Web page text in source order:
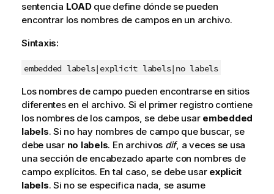
sentencia LOADque define dónde se pueden
encontrar los nombres de campos en un archivo.
Sintaxis:
embedded labels| explicit labels| no labels
Los nombres de campo pueden encontrarse en sitios
diferentes en el archivo. Si el primer registro contiene
los nombres de los campos, se debe usar embedded
labels. Si no hay nombres de campo que buscar, se
debe usar no labels. En archivos dif, a veces se usa
una sección de encabezado aparte con nombres de
campo explícitos. En tal caso, se debe usar explicit
labels. Si no se especifica nada, se asume